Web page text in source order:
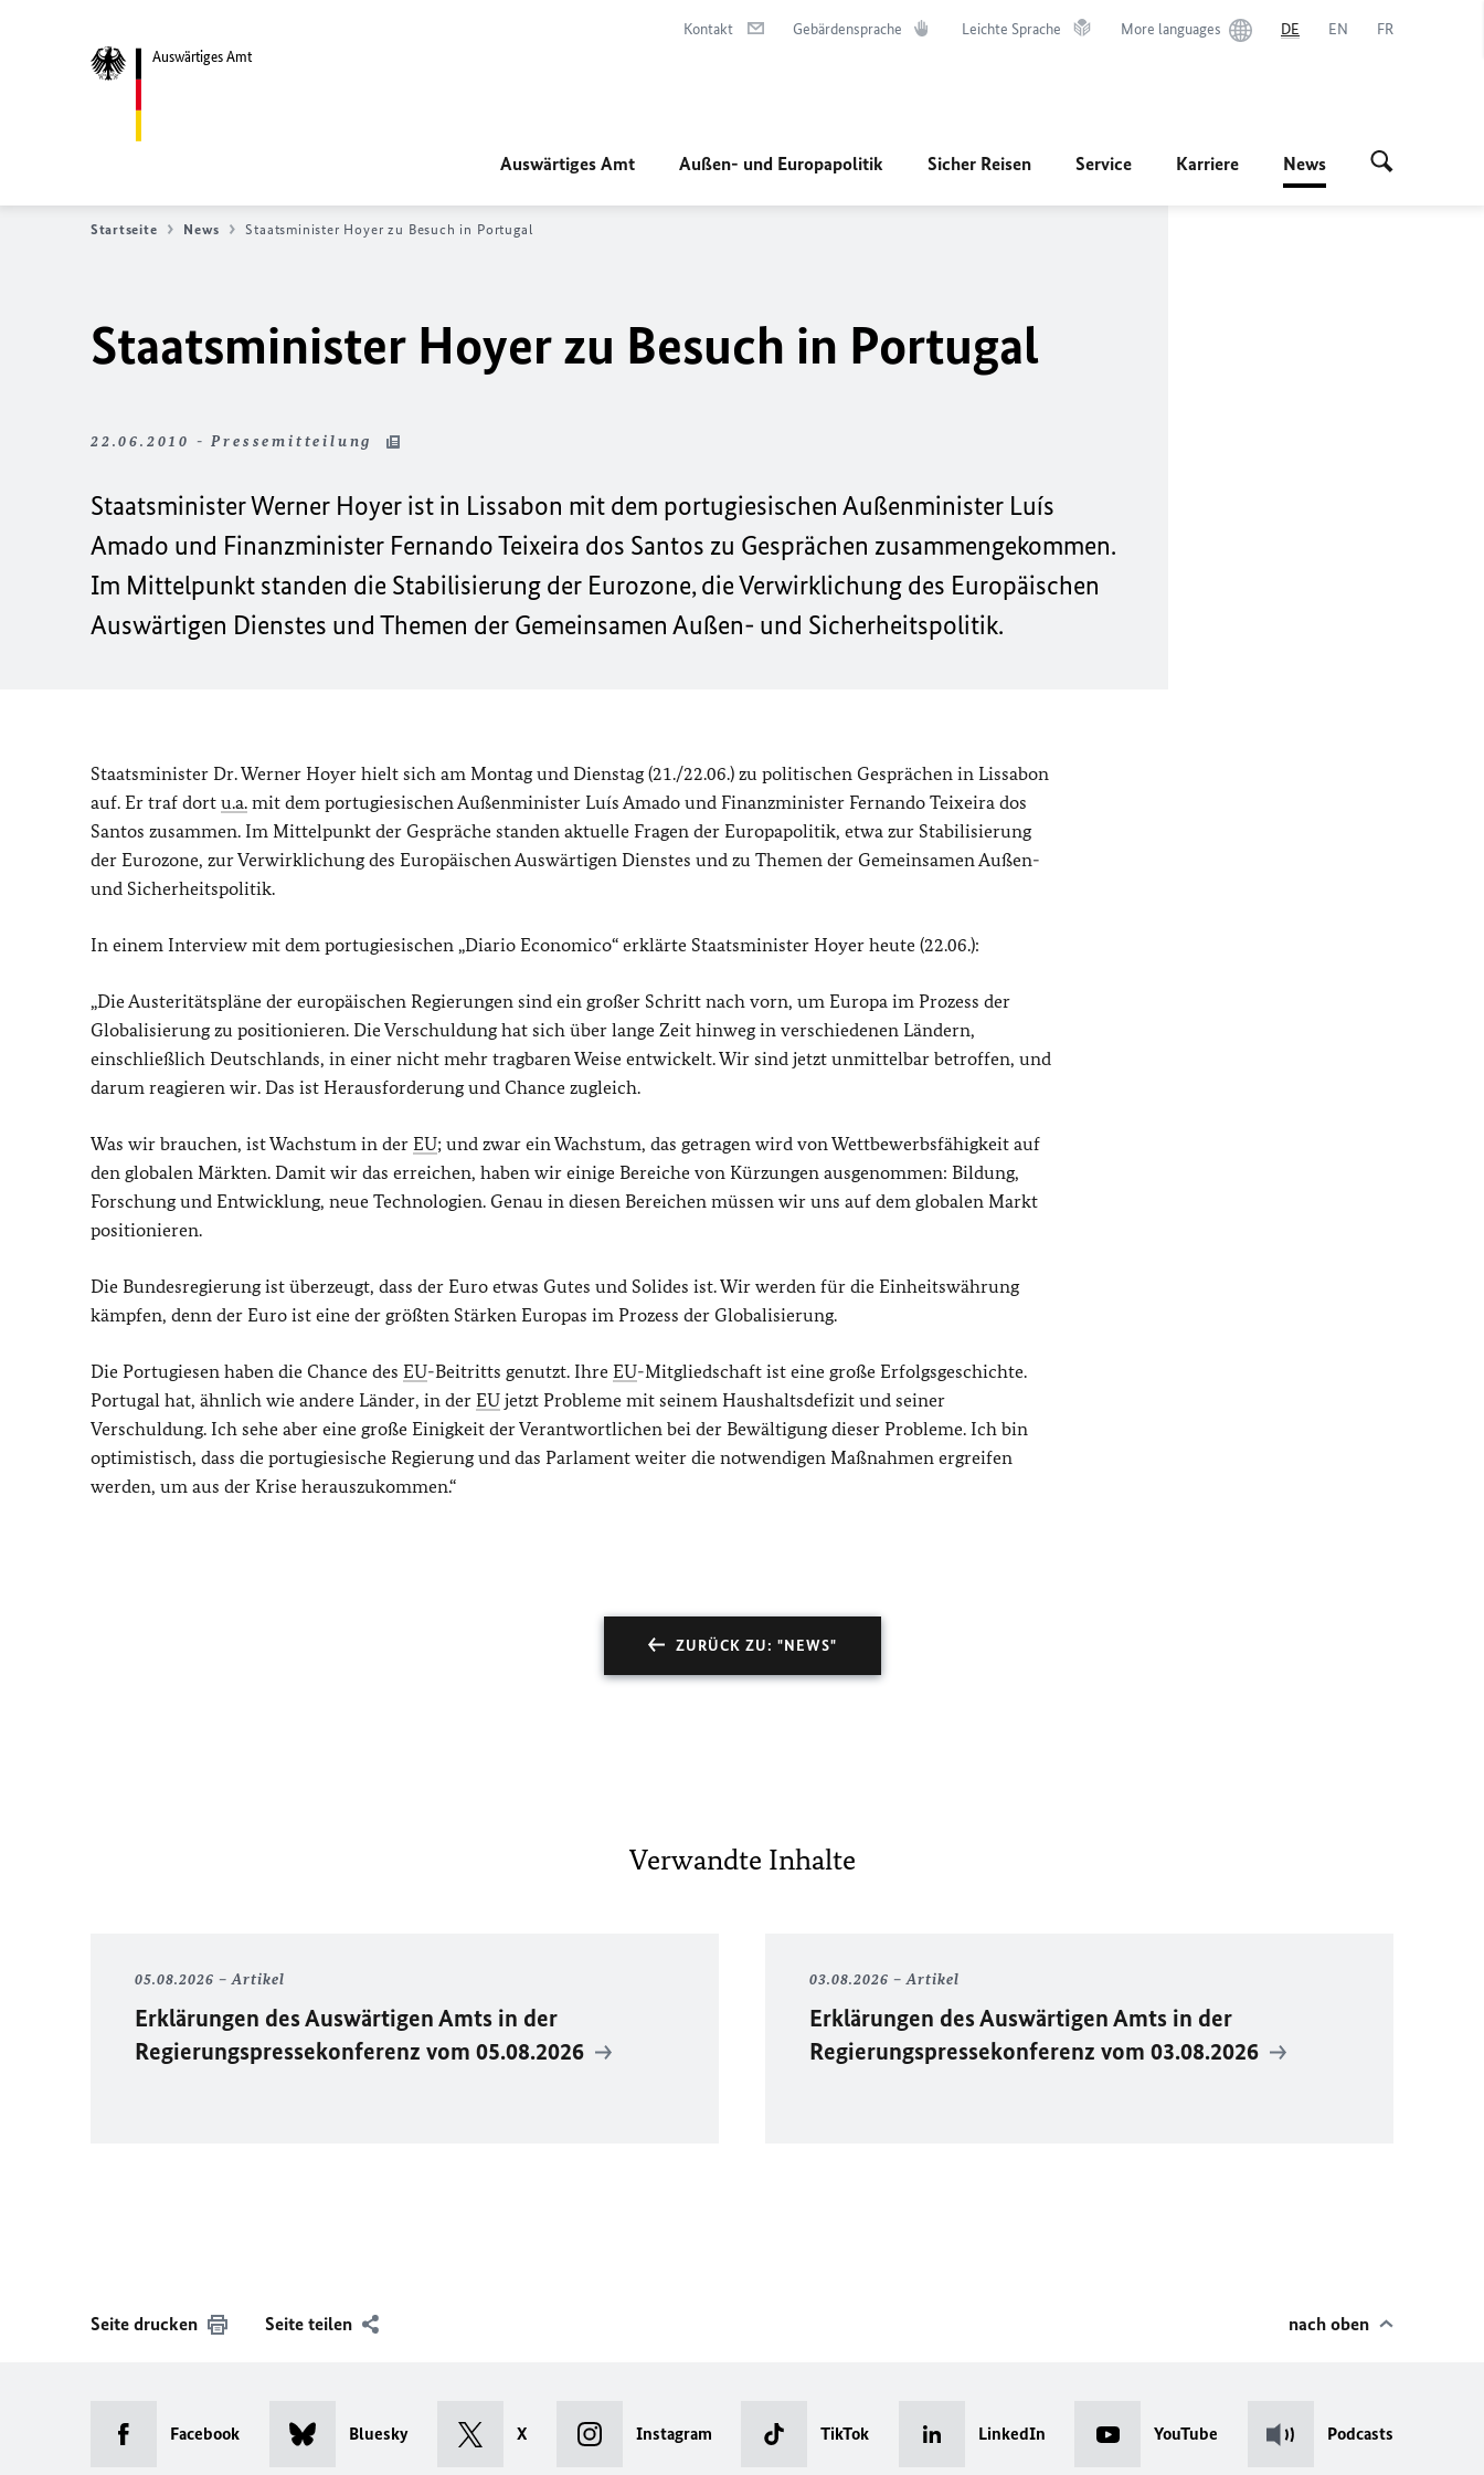
Auswärtiges Amt
Kontakt Gebärdensprache Leichte Sprache More languages DE EN FR
Auswärtiges Amt Außen- und Europapolitik Sicher Reisen Service Karriere News
Startseite News Staatsminister Hoyer zu Besuch in Portugal
Staatsminister Hoyer zu Besuch in Portugal
22.06.2010 - Pressemitteilung
Staatsminister Werner Hoyer ist in Lissabon mit dem portugiesischen Außenminister Luís
Amado und Finanzminister Fernando Teixeira dos Santos zu Gesprächen zusammengekommen.
Im Mittelpunkt standen die Stabilisierung der Eurozone, dieVerwirklichung des Europäischen
Auswärtigen Dienstes und Themen der Gemeinsamen Außen- und Sicherheitspolitik.
Staatsminister Dr. Werner Hoyer hielt sich am Montag und Dienstag (21./22.06.) zu politischen Gesprächen in Lissabon
auf. Er traf dort u.a. mit dem portugiesischen Außenminister Luís Amado und Finanzminister Fernando Teixeira dos
Santos zusammen. Im Mittelpunkt der Gespräche standen aktuelle Fragen der Europapolitik, etwa zur Stabilisierung
der Eurozone, zur Verwirklichung des Europäischen Auswärtigen Dienstes und zu Themen der Gemeinsamen Außen-
und Sicherheitspolitik.
In einem Interview mit dem portugiesischen „Diario Economico“ erklärte Staatsminister Hoyer heute (22.06.):
„Die Austeritätspläne der europäischen Regierungen sind ein großer Schritt nach vorn, um Europa im Prozess der
Globalisierung zu positionieren. Die Verschuldung hat sich über lange Zeit hinweg in verschiedenen Ländern,
einschließlich Deutschlands, in einer nicht mehr tragbaren Weise entwickelt. Wir sind jetzt unmittelbar betroffen, und
darum reagieren wir. Das ist Herausforderung und Chance zugleich.
Was wir brauchen, ist Wachstum in der EU; und zwar ein Wachstum, das getragen wird von Wettbewerbsfähigkeit auf
den globalen Märkten. Damit wir das erreichen, haben wir einige Bereiche von Kürzungen ausgenommen: Bildung,
Forschung und Entwicklung, neue Technologien. Genau in diesen Bereichen müssen wir uns auf dem globalen Markt
positionieren.
Die Bundesregierung ist überzeugt, dass der Euro etwas Gutes und Solides ist. Wir werden für die Einheitswährung
kämpfen, denn der Euro ist eine der größten Stärken Europas im Prozess der Globalisierung.
Die Portugiesen haben die Chance des EU-Beitritts genutzt. Ihre EU-Mitgliedschaft ist eine große Erfolgsgeschichte.
Portugal hat, ähnlich wie andere Länder, in der EU jetzt Probleme mit seinem Haushaltsdefizit und seiner
Verschuldung. Ich sehe aber eine große Einigkeit der Verantwortlichen bei der Bewältigung dieser Probleme. Ich bin
optimistisch, dass die portugiesische Regierung und das Parlament weiter die notwendigen Maßnahmen ergreifen
werden, um aus der Krise herauszukommen.“
ZURÜCK ZU: "NEWS"
Verwandte Inhalte
05.08.2026 Artikel
Erklärungen des Auswärtigen Amts in der
Regierungspressekonferenz vom 05.08.2026
03.08.2026 Artikel
Erklärungen des Auswärtigen Amts in der
Regierungspressekonferenz vom 03.08.2026
Seite drucken Seite teilen nach oben
Facebook Bluesky X Instagram TikTok LinkedIn YouTube Podcasts